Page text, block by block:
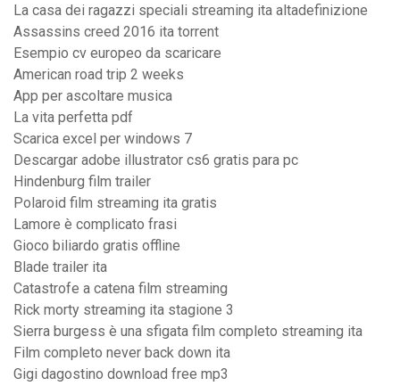
La casa dei ragazzi speciali streaming ita altadefinizione
Assassins creed 2016 ita torrent
Esempio cv europeo da scaricare
American road trip 2 weeks
App per ascoltare musica
La vita perfetta pdf
Scarica excel per windows 7
Descargar adobe illustrator cs6 gratis para pc
Hindenburg film trailer
Polaroid film streaming ita gratis
Lamore è complicato frasi
Gioco biliardo gratis offline
Blade trailer ita
Catastrofe a catena film streaming
Rick morty streaming ita stagione 3
Sierra burgess è una sfigata film completo streaming ita
Film completo never back down ita
Gigi dagostino download free mp3